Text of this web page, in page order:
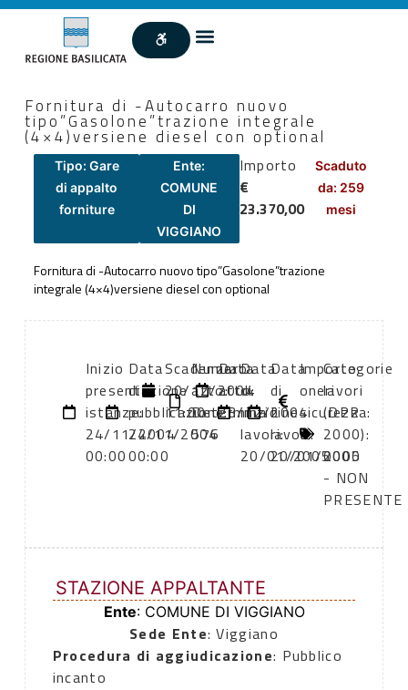
Fornitura di -Autocarro nuovo
tipo”Gasolone”trazione integrale
(4×4)versiene diesel con optional
Tipo: Gare
di appalto
forniture
Ente:
COMUNE
DI
VIGGIANO
Importo
€
23.370,00
Scaduto
da: 259
mesi
Fornitura di -Autocarro nuovo tipo”Gasolone”trazione
integrale (4×4)versiene diesel con optional
Inizio
presentazione
istanze:
24/11/2004
00:00
Data
di
pubblicazione:
24/11/2004
00:00
Scadenza:
20/12/2004
11:00
Numero
atto:
Determina
576
Data
atto:
23/12/2004
Data
di
inizio
lavori:
20/01/2005
Data
di
fine
lavori:
20/01/2005
Importo
oneri
sicurezza:
0
Categorie
lavori
(DPR
2000):
0000
- NON
PRESENTE
STAZIONE APPALTANTE
Ente: COMUNE DI VIGGIANO
Sede Ente: Viggiano
Procedura di aggiudicazione: Pubblico
incanto